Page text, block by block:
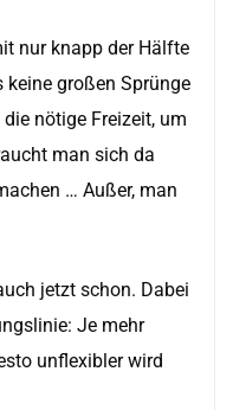
nur knapp der Hälfte
großen Sprünge
nötige Freizeit, um
man sich da
… Außer, man
jetzt schon. Dabei
Je mehr
unflexibler wird